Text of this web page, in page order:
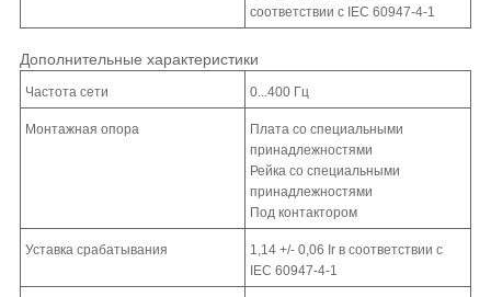
соответствии с IEC 60947-4-1
Дополнительные характеристики
Частота сети 0...400 Гц
Монтажная опора
Плата со специальными
принадлежностями
Рейка со специальными
принадлежностями
Под контактором
Уставка срабатывания
1,14 +/- 0,06 Ir в соответствии с
IEC 60947-4-1